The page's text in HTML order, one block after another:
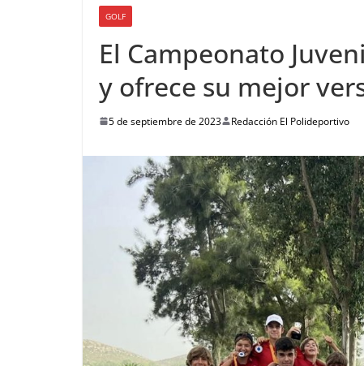
GOLF
El Campeonato
y ofrece su mejor
5 de septiembre de 2023 Redacción El Polideportivo